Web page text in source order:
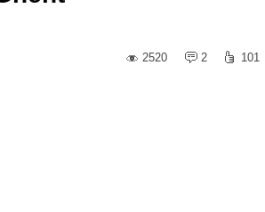
2520
2 101